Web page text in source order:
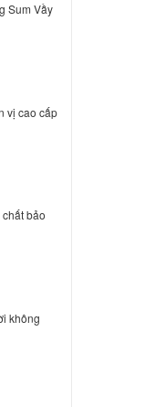
Sum Vầy
vị cao cấp
bảo
không